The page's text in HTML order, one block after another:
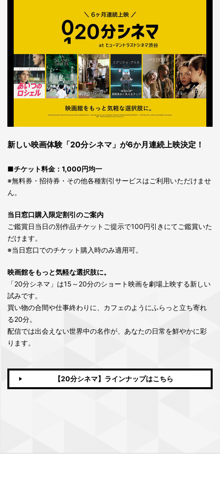
新しい映画体験「20分シネマ」が6か月連続上映決定！
■チケット料金：1,000円均一
※無料券・招待券・その他各種割引サービスはご利用いただけませ
ん。
当日窓口購入限定割引のご案内
ご鑑賞日当日の別作品チケットご提示で100円引きにてご鑑賞いた
だけます。
※当日窓口でのチケット購入時のみ適用可。
映画館をもっと気軽な選択肢に。
「20分シネマ」は15～20分のショート映画を劇場上映する新しい
試みです。
買い物の合間や仕事終わりに、カフェのようにふらっと立ち寄れ
る20分。
配信では出会えない世界中の名作が、あなたの日常を鮮やかに彩
ります。
【20分シネマ】ラインナップはこちら